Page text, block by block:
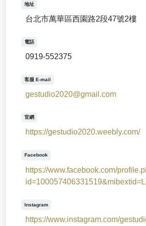
地址
台北市萬華區西園路2段47號2樓
電話
0919-552375
客服 E-mail
gestudio2020@gmail.com
官網
https://gestudio2020.weebly.com/
Facebook
https://www.facebook.com/
Instagram
https://www.instagram.com/